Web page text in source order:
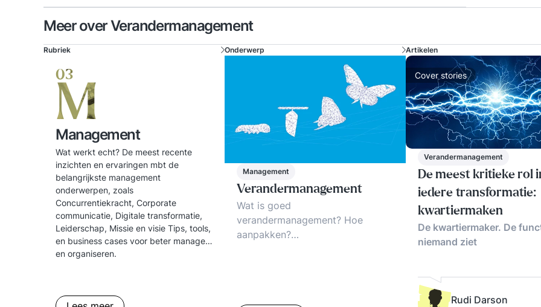
Meer over Verandermanagement
Rubriek
03
M
Management
Wat werkt echt? De meest recente
inzichten en ervaringen mbt de
belangrijkste management
onderwerpen, zoals
Concurrentiekracht, Corporate
communicatie, Digitale transformatie,
Leiderschap, Missie en visie Tips, tools,
en business cases voor beter managen
en organiseren.
Onderwerp
Management
Verandermanagement
Wat is goed
verandermanagement? Hoe
aanpakken?
Artikelen
Cover stories
Verandermanagement
De meest kritieke rol
iedere transformatie:
kwartiermaken
De kwartiermaker. De
niemand ziet
Rudi Darson